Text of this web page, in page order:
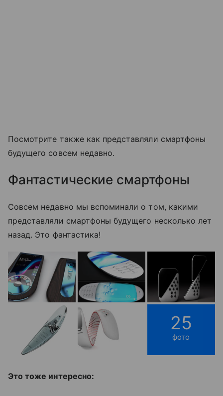
Посмотрите также как представляли смартфоны
будущего совсем недавно.
Фантастические смартфоны
Совсем недавно мы вспоминали о том, какими
представляли смартфоны будущего несколько лет
назад. Это фантастика!
25
фото
Это тоже интересно: